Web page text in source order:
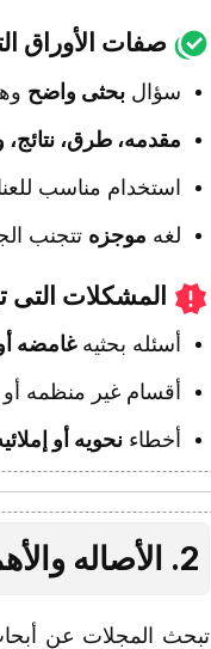
صفات الأوراق
سؤال بحثی واضح
مقدمه، طرق، نتائج،
استخدام مناسب
لغه موجزه تتجنب
المشکلات التی
أسئله بحثیهغامضه
أقسام غیر منظمه
أخطاء نحویه أو
2. الأصاله والأهمیه
تبحث المجلات عن